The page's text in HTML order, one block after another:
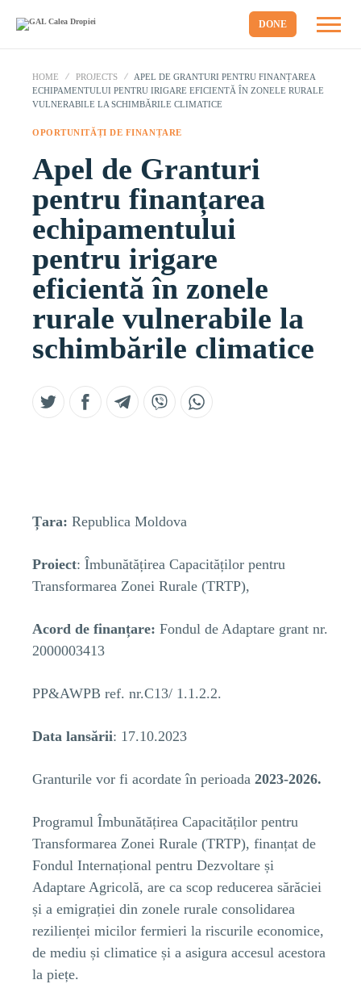
DONE
HOME PROJECTS
APEL DE GRANTURI PENTRU FINANȚAREA
ECHIPAMENTULUI PENTRU IRIGARE EFICIENTĂ ÎN ZONELE RURALE
VULNERABILE LA SCHIMBĂRILE CLIMATICE
OPORTUNITĂȚI DE FINANȚARE
Apel de Granturi
pentru finanțarea
echipamentului
pentru irigare
eficientă în zonele
rurale vulnerabile la
schimbările climatice
Țara: Republica Moldova
Proiect: Îmbunătățirea Capacităților pentru
Transformarea Zonei Rurale (TRTP),
Acord de finanțare: Fondul de Adaptare grant nr.
2000003413
PP&AWPB ref. nr.C13/ 1.1.2.2.
Data lansării: 17.10.2023
Granturile vor fi acordate în perioada 2023-2026.
Programul Îmbunătățirea Capacităților pentru
Transformarea Zonei Rurale (TRTP), finanțat de
Fondul Internațional pentru Dezvoltare și
Adaptare Agricolă, are ca scop reducerea sărăciei
și a emigrației din zonele rurale consolidarea
rezilienței micilor fermieri la riscurile economice,
de mediu și climatice și a asigura accesul acestora
la piețe.